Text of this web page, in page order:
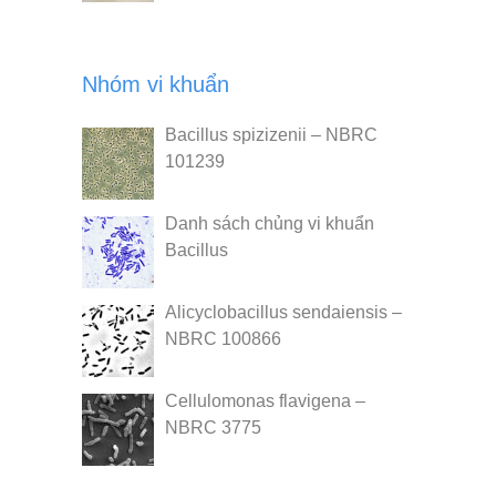
Nhóm vi khuẩn
Bacillus spizizenii – NBRC
101239
Danh sách chủng vi khuẩn
Bacillus
Alicyclobacillus sendaiensis –
NBRC 100866
Cellulomonas flavigena –
NBRC 3775